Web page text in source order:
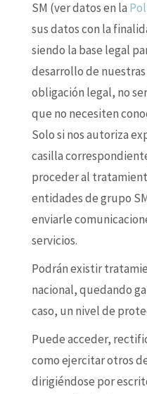
SM (ver datos en la
sus datos con la
siendo la base legal
desarrollo de
obligación legal, no
que no necesiten
Solo si nos autoriza
casilla
proceder al
entidades de grupo
enviarle
servicios.
Podrán existir
nacional, quedando
caso, un nivel de
Puede acceder,
como ejercitar otros
dirigiéndose por